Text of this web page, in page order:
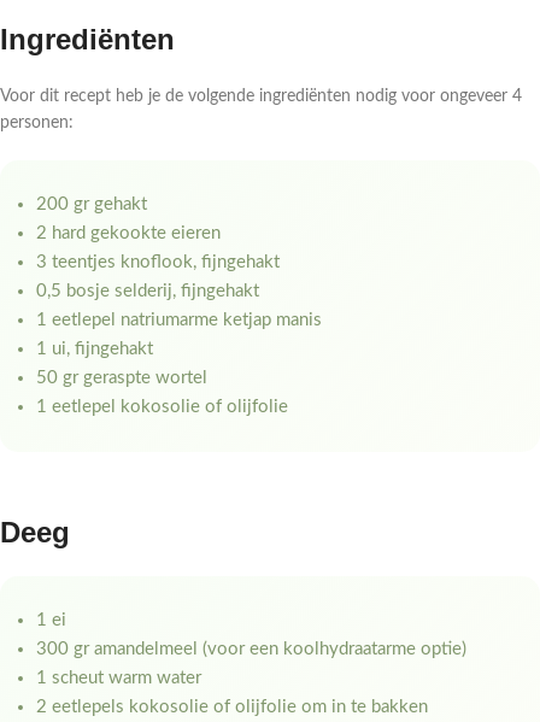
Ingrediënten
Voor dit recept heb je de volgende ingrediënten nodig voor ongeveer 4
personen:
200 gr gehakt
2 hard gekookte eieren
3 teentjes knoflook, fijngehakt
0,5 bosje selderij, fijngehakt
1 eetlepel natriumarme ketjap manis
1 ui, fijngehakt
50 gr geraspte wortel
1 eetlepel kokosolie of olijfolie
Deeg
1 ei
300 gr amandelmeel (voor een koolhydraatarme optie)
1 scheut warm water
2 eetlepels kokosolie of olijfolie om in te bakken